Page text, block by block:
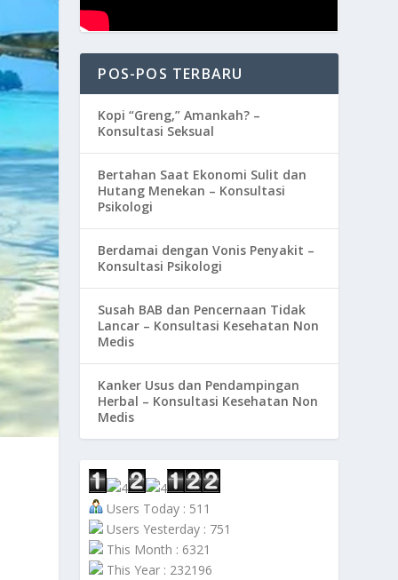
POS-POS TERBARU
Kopi “Greng,” Amankah? –
Konsultasi Seksual
Bertahan Saat Ekonomi Sulit dan
Hutang Menekan – Konsultasi
Psikologi
Berdamai dengan Vonis Penyakit –
Konsultasi Psikologi
Susah BAB dan Pencernaan Tidak
Lancar – Konsultasi Kesehatan Non
Medis
Kanker Usus dan Pendampingan
Herbal – Konsultasi Kesehatan Non
Medis
Users Today : 511
Users Yesterday : 751
This Month : 6321
This Year : 232196